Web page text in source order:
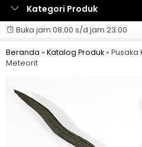
Kategori Produk
Buka jam 08.00 s/d jam 23.00
Beranda » Katalog Produk » Pusaka
Meteorit